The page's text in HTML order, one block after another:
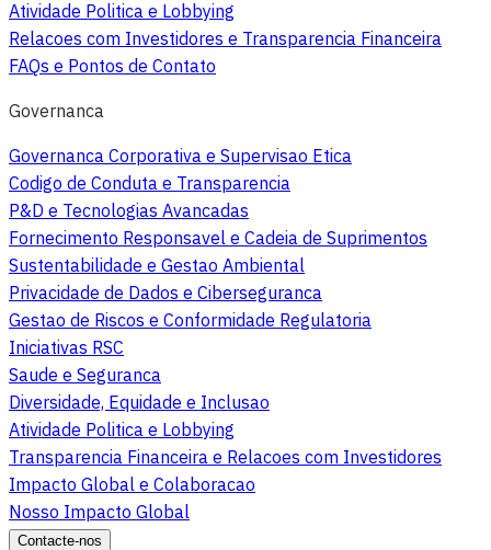
Atividade Politica e Lobbying
Relacoes com Investidores e Transparencia Financeira
FAQs e Pontos de Contato
Governanca
Governanca Corporativa e Supervisao Etica
Codigo de Conduta e Transparencia
P&D e Tecnologias Avancadas
Fornecimento Responsavel e Cadeia de Suprimentos
Sustentabilidade e Gestao Ambiental
Privacidade de Dados e Ciberseguranca
Gestao de Riscos e Conformidade Regulatoria
Iniciativas RSC
Saude e Seguranca
Diversidade, Equidade e Inclusao
Atividade Politica e Lobbying
Transparencia Financeira e Relacoes com Investidores
Impacto Global e Colaboracao
Nosso Impacto Global
Contacte-nos